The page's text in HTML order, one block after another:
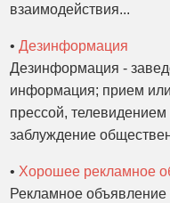
взаимодействия...
•Дезинформация
Дезинформация -
информация; прием
прессой,
заблуждение
• Хорошее рекламное
Рекламное объявление